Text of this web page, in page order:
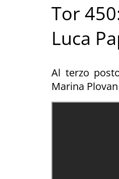
Tor
Luca
Al terzo
Marina